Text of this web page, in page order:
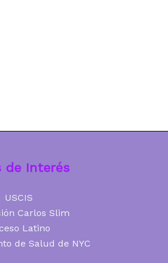
de Interés
USCIS
Carlos Slim
Latino
de Salud de NYC